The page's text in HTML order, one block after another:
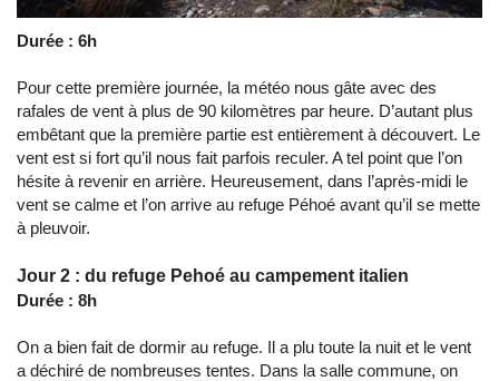
Durée : 6h
Pour cette première journée, la météo nous gâte avec des
rafales de vent à plus de 90 kilomètres par heure. D’autant plus
embêtant que la première partie est entièrement à découvert. Le
vent est si fort qu’il nous fait parfois reculer. A tel point que l’on
hésite à revenir en arrière. Heureusement, dans l’après-midi le
vent se calme et l’on arrive au refuge Péhoé avant qu’il se mette
à pleuvoir.
Jour 2 : du refuge Pehoé au campement italien
Durée : 8h
On a bien fait de dormir au refuge. Il a plu toute la nuit et le vent
a déchiré de nombreuses tentes. Dans la salle commune, on